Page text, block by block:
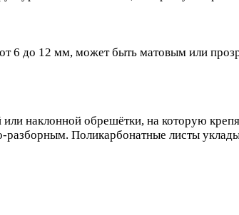
6 до 12 мм, может быть матовым или
наклонной обрешётки, на которую
Поликарбонатные листы